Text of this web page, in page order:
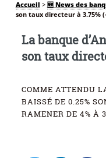
Accueil > 🆕 News des
son taux directeur à 3.75%
La banque
son taux
COMME ATTENDU
BAISSÉ DE 0.25%
RAMENER DE 4% À